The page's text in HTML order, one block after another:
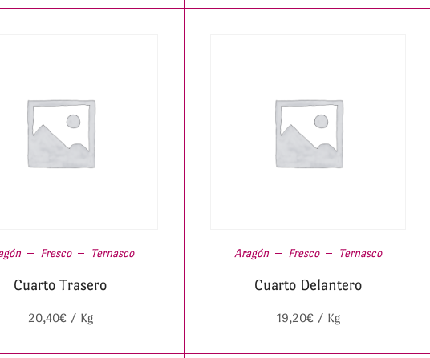
Fresco Ternasco
Cuarto Trasero
20,40€/ Kg
Aragón Fresco Ternasco
Cuarto Delantero
19,20€/ Kg